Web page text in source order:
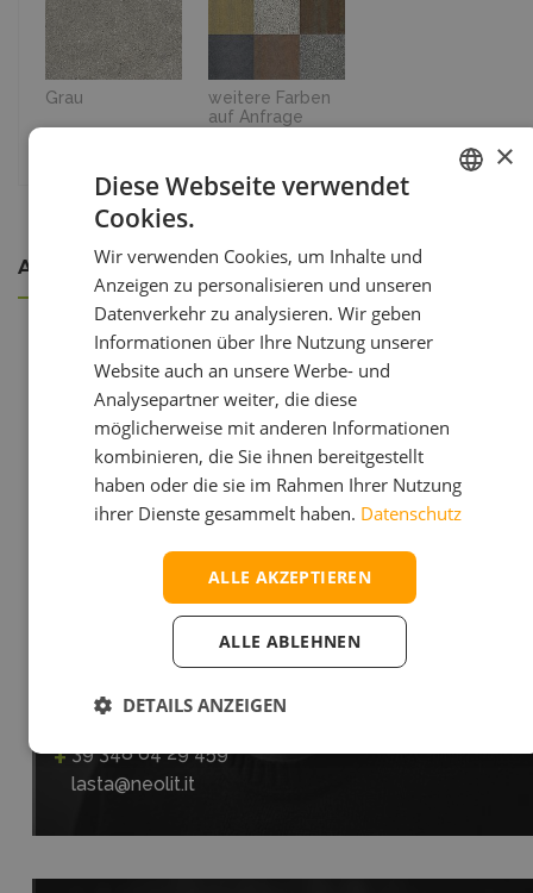
Grau
weitere Farben
auf Anfrage
Ansprechpartner
AUSSENDIENSTMITARBEITER
MICHAEL LASTA
39 348 64 29 459
lasta@neolit.it
×
Diese Webseite verwendet
Cookies.
Wir verwenden Cookies, um Inhalte und
Anzeigen zu personalisieren und unseren
Datenverkehr zu analysieren. Wir geben
Informationen über Ihre Nutzung unserer
Website auch an unsere Werbe- und
Analysepartner weiter, die diese
möglicherweise mit anderen Informationen
kombinieren, die Sie ihnen bereitgestellt
haben oder die sie im Rahmen Ihrer Nutzung
ihrer Dienste gesammelt haben. Datenschutz
ALLE AKZEPTIEREN
ALLE ABLEHNEN
DETAILS ANZEIGEN